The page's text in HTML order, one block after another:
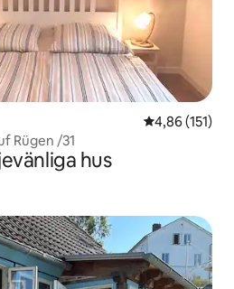
4,86 av 5 i
4,86 (151)
Rügen /31
hus